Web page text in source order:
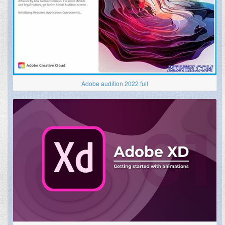
Adobe audition 2022 full